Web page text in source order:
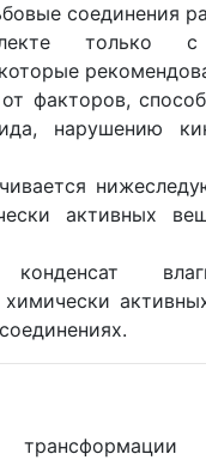
соединения
только
факторов,
нарушению
активных